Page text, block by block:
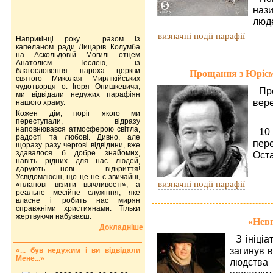
визначні події парафії
Прощання з Юрієм
10
визначні події парафії
З
загинув
Наприкінці року разом із
капеланом ради Лицарів Колумба
на Аскольдовій Могилі отцем
Анатолієм Теслею, із
благословення пароха церкви
святого Миколая Мирлікійських
чудотворця о. Ігоря Онишкевича,
ми відвідали недужих парафіян
нашого храму.
Кожен дім, поріг якого ми
переступали, відразу
наповнювався атмосферою світла,
радості та любові. Дивно, але
щоразу разу чергові відвідини, вже
здавалося б добре знайомих,
навіть рідних для нас людей,
дарують нові відкриття!
Усвідомлюєш, що це не є звичайні,
«планові візити ввічливості», а
реальне месійне служіння, яке
власне і робить нас мирян
справжніми християнами. Тільки
жертвуючи набуваєш.
Докладніше
«... був недужим і ви відвідали
Мене...»